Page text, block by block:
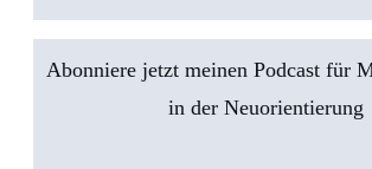
Abonniere jetzt meinen Podcast für
in der Neuorientierung